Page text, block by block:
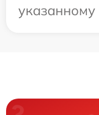
указанному